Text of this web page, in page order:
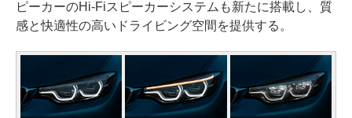
ピーカーのHi-Fiスピーカーシステムも新たに搭載し、質
感と快適性の高いドライビング空間を提供する。